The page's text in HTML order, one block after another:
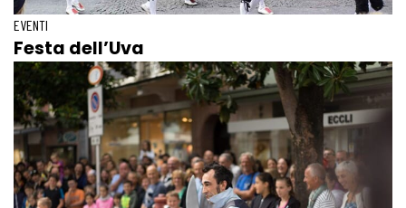
EVENTI
Festa dell’Uva